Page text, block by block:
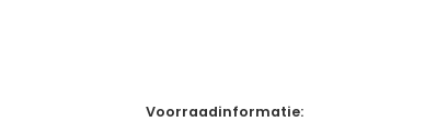
Voorraadinformatie: